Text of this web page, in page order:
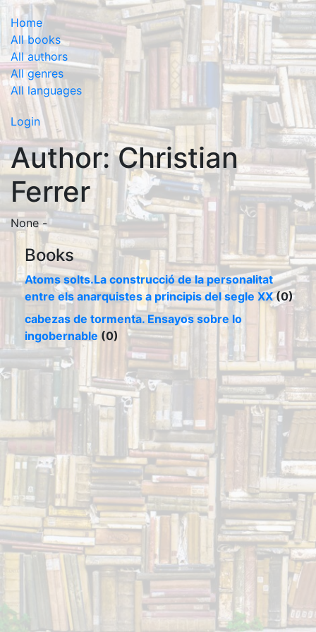
Home
All books
All authors
All genres
All languages
Login
Author: Christian
Ferrer
None -
Books
Atoms solts.La construcció de la personalitat
entre els anarquistes a principis del segle XX(0)
cabezas de tormenta. Ensayos sobre lo
ingobernable (0)